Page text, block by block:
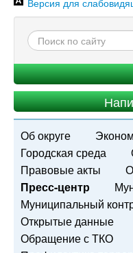
Об округе
Городская среда
Правовые акты
Пресс-центр
Муниципальный
Открытые данные
Обращение с ТКО